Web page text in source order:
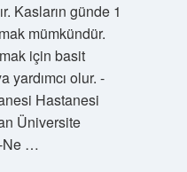
Kasların günde 1
mümkündür.
için basit
yardımcı olur. -
Hastanesi
Üniversite
Ne …